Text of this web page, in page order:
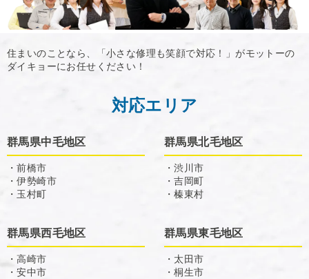
住まいのことなら、「小さな修理も笑顔で対応！」がモットーの
ダイキョーにお任せください！
対応エリア
群馬県中毛地区
・前橋市
・伊勢崎市
・玉村町
群馬県北毛地区
・渋川市
・吉岡町
・榛東村
群馬県西毛地区
・高崎市
・安中市
群馬県東毛地区
・太田市
・桐生市